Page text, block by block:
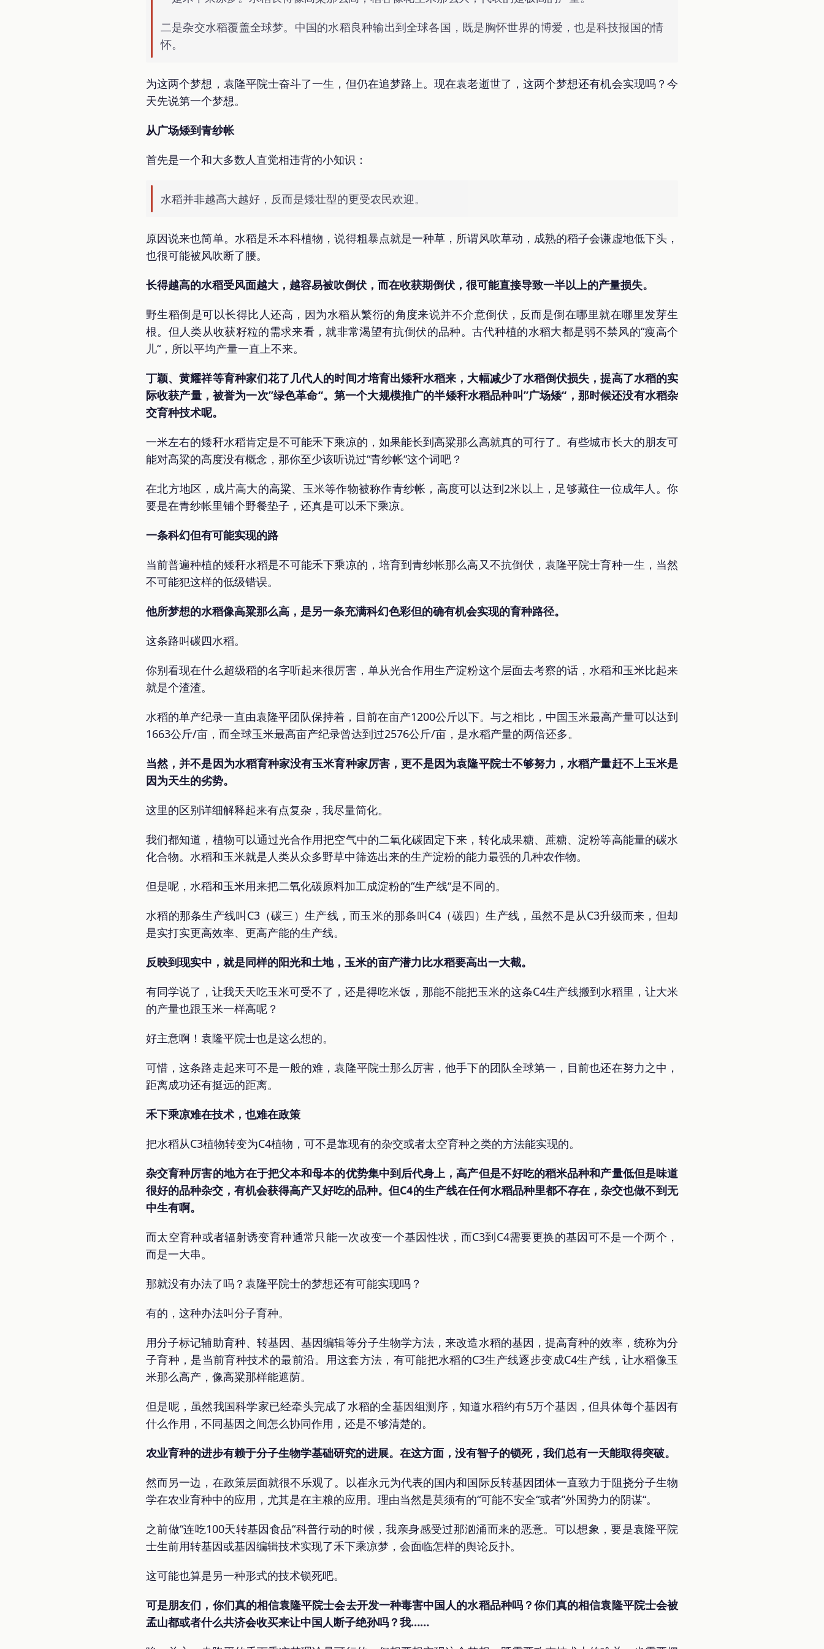
二是杂交水稻覆盖全球梦。中国的水稻良种输出到全球各国，既是胸怀世界的博爱，也是科技报国的情
怀。
为这两个梦想，袁隆平院士奋斗了一生，但仍在追梦路上。现在袁老逝世了，这两个梦想还有机会实现吗？今
天先说第一个梦想。
从广场矮到青纱帐
首先是一个和大多数人直觉相违背的小知识：
水稻并非越高大越好，反而是矮壮型的更受农民欢迎。
原因说来也简单。水稻是禾本科植物，说得粗暴点就是一种草，所谓风吹草动，成熟的稻子会谦虚地低下头，
也很可能被风吹断了腰。
长得越高的水稻受风面越大，越容易被吹倒伏，而在收获期倒伏，很可能直接导致一半以上的产量损失。
野生稻倒是可以长得比人还高，因为水稻从繁衍的角度来说并不介意倒伏，反而是倒在哪里就在哪里发芽生
根。但人类从收获籽粒的需求来看，就非常渴望有抗倒伏的品种。古代种植的水稻大都是弱不禁风的“瘦高个
儿“，所以平均产量一直上不来。
丁颖、黄耀祥等育种家们花了几代人的时间才培育出矮秆水稻来，大幅减少了水稻倒伏损失，提高了水稻的实
际收获产量，被誉为一次”绿色革命“。第一个大规模推广的半矮秆水稻品种叫”广场矮“，那时候还没有水稻杂
交育种技术呢。
一米左右的矮秆水稻肯定是不可能禾下乘凉的，如果能长到高粱那么高就真的可行了。有些城市长大的朋友可
能对高粱的高度没有概念，那你至少该听说过“青纱帐“这个词吧？
在北方地区，成片高大的高粱、玉米等作物被称作青纱帐，高度可以达到2米以上，足够藏住一位成年人。你
要是在青纱帐里铺个野餐垫子，还真是可以禾下乘凉。
一条科幻但有可能实现的路
当前普遍种植的矮秆水稻是不可能禾下乘凉的，培育到青纱帐那么高又不抗倒伏，袁隆平院士育种一生，当然
不可能犯这样的低级错误。
他所梦想的水稻像高粱那么高，是另一条充满科幻色彩但的确有机会实现的育种路径。
这条路叫碳四水稻。
你别看现在什么超级稻的名字听起来很厉害，单从光合作用生产淀粉这个层面去考察的话，水稻和玉米比起来
就是个渣渣。
水稻的单产纪录一直由袁隆平团队保持着，目前在亩产1200公斤以下。与之相比，中国玉米最高产量可以达到
1663公斤/亩，而全球玉米最高亩产纪录曾达到过2576公斤/亩，是水稻产量的两倍还多。
当然，并不是因为水稻育种家没有玉米育种家厉害，更不是因为袁隆平院士不够努力，水稻产量赶不上玉米是
因为天生的劣势。
这里的区别详细解释起来有点复杂，我尽量简化。
我们都知道，植物可以通过光合作用把空气中的二氧化碳固定下来，转化成果糖、蔗糖、淀粉等高能量的碳水
化合物。水稻和玉米就是人类从众多野草中筛选出来的生产淀粉的能力最强的几种农作物。
但是呢，水稻和玉米用来把二氧化碳原料加工成淀粉的“生产线“是不同的。
水稻的那条生产线叫C3（碳三）生产线，而玉米的那条叫C4（碳四）生产线，虽然不是从C3升级而来，但却
是实打实更高效率、更高产能的生产线。
反映到现实中，就是同样的阳光和土地，玉米的亩产潜力比水稻要高出一大截。
有同学说了，让我天天吃玉米可受不了，还是得吃米饭，那能不能把玉米的这条C4生产线搬到水稻里，让大米
的产量也跟玉米一样高呢？
好主意啊！袁隆平院士也是这么想的。
可惜，这条路走起来可不是一般的难，袁隆平院士那么厉害，他手下的团队全球第一，目前也还在努力之中，
距离成功还有挺远的距离。
禾下乘凉难在技术，也难在政策
把水稻从C3植物转变为C4植物，可不是靠现有的杂交或者太空育种之类的方法能实现的。
杂交育种厉害的地方在于把父本和母本的优势集中到后代身上，高产但是不好吃的稻米品种和产量低但是味道
很好的品种杂交，有机会获得高产又好吃的品种。但C4的生产线在任何水稻品种里都不存在，杂交也做不到无
中生有啊。
而太空育种或者辐射诱变育种通常只能一次改变一个基因性状，而C3到C4需要更换的基因可不是一个两个，
而是一大串。
那就没有办法了吗？袁隆平院士的梦想还有可能实现吗？
有的，这种办法叫分子育种。
用分子标记辅助育种、转基因、基因编辑等分子生物学方法，来改造水稻的基因，提高育种的效率，统称为分
子育种，是当前育种技术的最前沿。用这套方法，有可能把水稻的C3生产线逐步变成C4生产线，让水稻像玉
米那么高产，像高粱那样能遮荫。
但是呢，虽然我国科学家已经牵头完成了水稻的全基因组测序，知道水稻约有5万个基因，但具体每个基因有
什么作用，不同基因之间怎么协同作用，还是不够清楚的。
农业育种的进步有赖于分子生物学基础研究的进展。在这方面，没有智子的锁死，我们总有一天能取得突破。
然而另一边，在政策层面就很不乐观了。以崔永元为代表的国内和国际反转基因团体一直致力于阻挠分子生物
学在农业育种中的应用，尤其是在主粮的应用。理由当然是莫须有的“可能不安全“或者”外国势力的阴谋“。
之前做“连吃100天转基因食品“科普行动的时候，我亲身感受过那汹涌而来的恶意。可以想象，要是袁隆平院
士生前用转基因或基因编辑技术实现了禾下乘凉梦，会面临怎样的舆论反扑。
这可能也算是另一种形式的技术锁死吧。
可是朋友们，你们真的相信袁隆平院士会去开发一种毒害中国人的水稻品种吗？你们真的相信袁隆平院士会被
孟山都或者什么共济会收买来让中国人断子绝孙吗？我……